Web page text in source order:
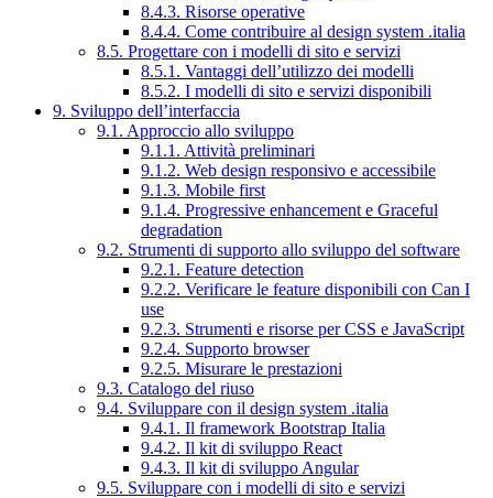
8.4.3. Risorse operative
8.4.4. Come contribuire al design system .italia
8.5. Progettare con i modelli di sito e servizi
8.5.1. Vantaggi dell’utilizzo dei modelli
8.5.2. I modelli di sito e servizi disponibili
9. Sviluppo dell’interfaccia
9.1. Approccio allo sviluppo
9.1.1. Attività preliminari
9.1.2. Web design responsivo e accessibile
9.1.3. Mobile first
9.1.4. Progressive enhancement e Graceful
degradation
9.2. Strumenti di supporto allo sviluppo del software
9.2.1. Feature detection
9.2.2. Verificare le feature disponibili con Can I
use
9.2.3. Strumenti e risorse per CSS e JavaScript
9.2.4. Supporto browser
9.2.5. Misurare le prestazioni
9.3. Catalogo del riuso
9.4. Sviluppare con il design system .italia
9.4.1. Il framework Bootstrap Italia
9.4.2. Il kit di sviluppo React
9.4.3. Il kit di sviluppo Angular
9.5. Sviluppare con i modelli di sito e servizi